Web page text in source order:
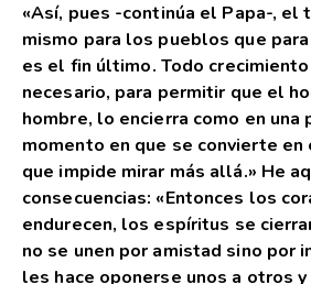
«Así, pues -continúa el Papa-, el
mismo para los pueblos que
es el fin último. Todo
necesario, para permitir que el
hombre, lo encierra como en
momento en que se convierte
que impide mirar más allá.» He
consecuencias: «Entonces los
endurecen, los espíritus se
no se unen por amistad sino por
les hace oponerse unos a otros